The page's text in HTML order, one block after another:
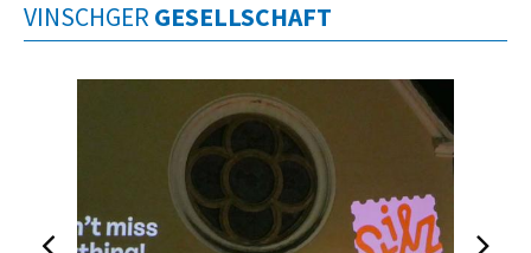
VINSCHGER GESELLSCHAFT